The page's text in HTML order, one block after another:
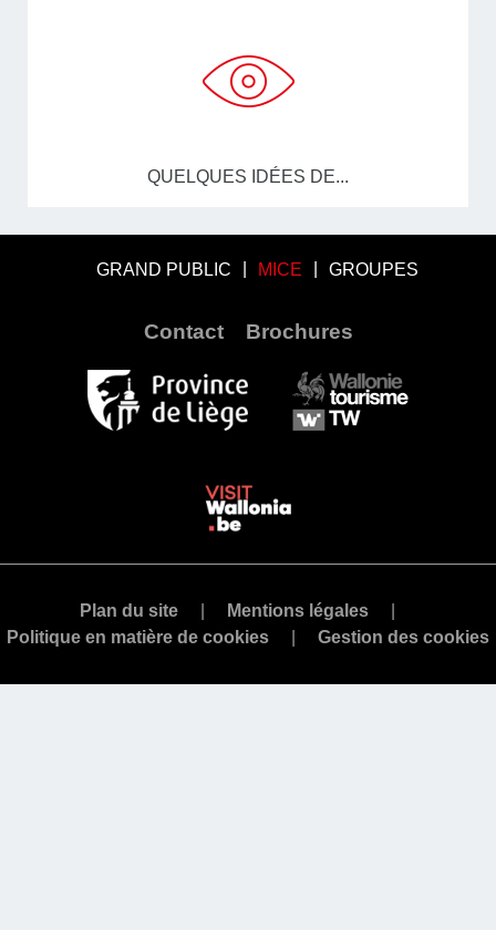
QUELQUES IDÉES DE...
GRAND PUBLIC MICE GROUPES
Contact Brochures
Plan du site
Mentions légales
Politique en matière de cookies
Gestion des cookies